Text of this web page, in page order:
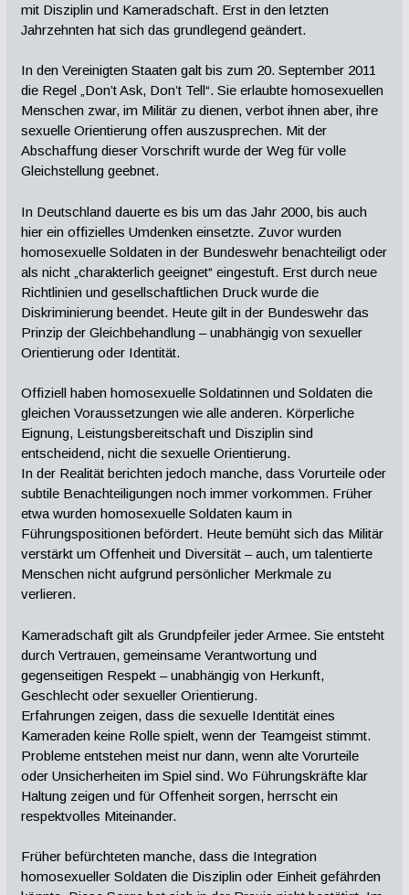
mit Disziplin und Kameradschaft. Erst in den letzten
Jahrzehnten hat sich das grundlegend geändert.
In den Vereinigten Staaten galt bis zum 20. September 2011
die Regel „Don’t Ask, Don’t Tell“. Sie erlaubte homosexuellen
Menschen zwar, im Militär zu dienen, verbot ihnen aber, ihre
sexuelle Orientierung offen auszusprechen. Mit der
Abschaffung dieser Vorschrift wurde der Weg für volle
Gleichstellung geebnet.
In Deutschland dauerte es bis um das Jahr 2000, bis auch
hier ein offizielles Umdenken einsetzte. Zuvor wurden
homosexuelle Soldaten in der Bundeswehr benachteiligt oder
als nicht „charakterlich geeignet“ eingestuft. Erst durch neue
Richtlinien und gesellschaftlichen Druck wurde die
Diskriminierung beendet. Heute gilt in der Bundeswehr das
Prinzip der Gleichbehandlung – unabhängig von sexueller
Orientierung oder Identität.
Offiziell haben homosexuelle Soldatinnen und Soldaten die
gleichen Voraussetzungen wie alle anderen. Körperliche
Eignung, Leistungsbereitschaft und Disziplin sind
entscheidend, nicht die sexuelle Orientierung.
In der Realität berichten jedoch manche, dass Vorurteile oder
subtile Benachteiligungen noch immer vorkommen. Früher
etwa wurden homosexuelle Soldaten kaum in
Führungspositionen befördert. Heute bemüht sich das Militär
verstärkt um Offenheit und Diversität – auch, um talentierte
Menschen nicht aufgrund persönlicher Merkmale zu
verlieren.
Kameradschaft gilt als Grundpfeiler jeder Armee. Sie entsteht
durch Vertrauen, gemeinsame Verantwortung und
gegenseitigen Respekt – unabhängig von Herkunft,
Geschlecht oder sexueller Orientierung.
Erfahrungen zeigen, dass die sexuelle Identität eines
Kameraden keine Rolle spielt, wenn der Teamgeist stimmt.
Probleme entstehen meist nur dann, wenn alte Vorurteile
oder Unsicherheiten im Spiel sind. Wo Führungskräfte klar
Haltung zeigen und für Offenheit sorgen, herrscht ein
respektvolles Miteinander.
Früher befürchteten manche, dass die Integration
homosexueller Soldaten die Disziplin oder Einheit gefährden